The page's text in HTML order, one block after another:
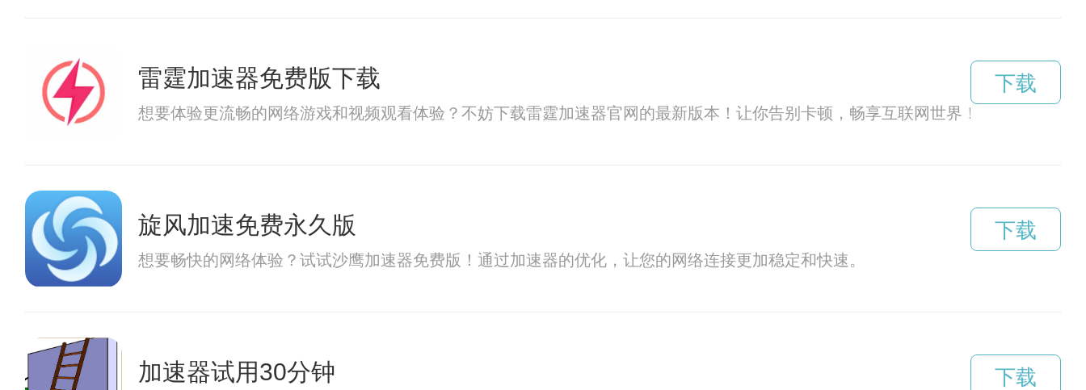
雷霆加速器免费版下载
想要体验更流畅的网络游戏和视频观看体验？不妨下载雷霆加速器官网的最新版本！让你告别卡顿，畅享互联网世界！
下载
旋风加速免费永久版
想要畅快的网络体验？试试沙鹰加速器免费版！通过加速器的优化，让您的网络连接更加稳定和快速。
下载
加速器试用30分钟 下载